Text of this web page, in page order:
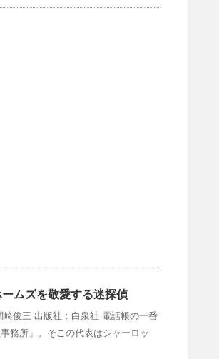
ムズを敬愛する迷探偵
俊三 出版社：白泉社 電話帳の一番
務所」。そこの代表はシャーロッ